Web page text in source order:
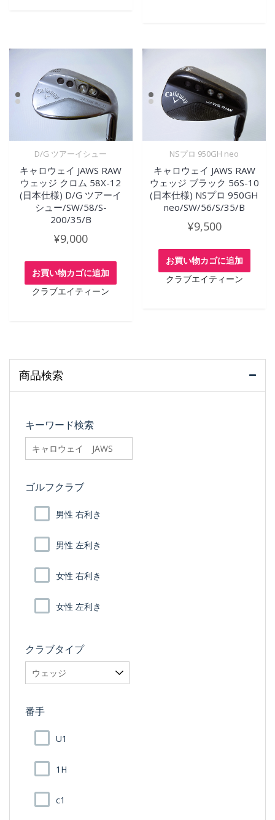
D/G ツアーイシュー
キャロウェイ JAWS RAW
ウェッジ クロム 58X-12
(日本仕様) D/G ツアーイ
シュー/SW/58/S-
200/35/B
¥9,000
お買い物カゴに追加
クラブエイティーン
NSプロ 950GH neo
キャロウェイ JAWS RAW
ウェッジ ブラック 56S-10
(日本仕様) NSプロ 950GH
neo/SW/56/S/35/B
¥9,500
お買い物カゴに追加
クラブエイティーン
商品検索
キーワード検索
searchfilter_pro
ゴルフクラブ
男性 右利き
男性 左利き
女性 右利き
女性 左利き
クラブタイプ
番手
U1
1H
c1